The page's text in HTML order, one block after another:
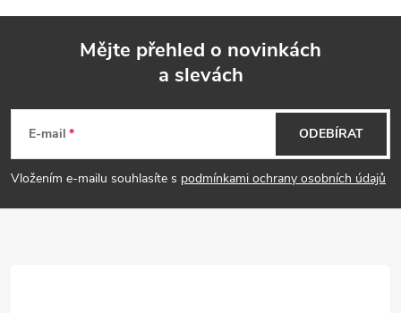
p
Mějte přehled o novinkách
a slevách
E-mail
Vložením e-mailu souhlasíte s podmínkami ochrany osobních údajů
ODEBÍRAT